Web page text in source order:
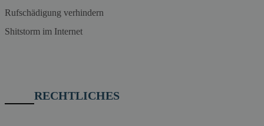
Rufschädigung verhindern
Shitstorm im Internet
RECHTLICHES